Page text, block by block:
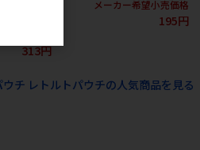
313円
メーカー希望小売価格
195円
チ レトルトパウチの人気商品を見る